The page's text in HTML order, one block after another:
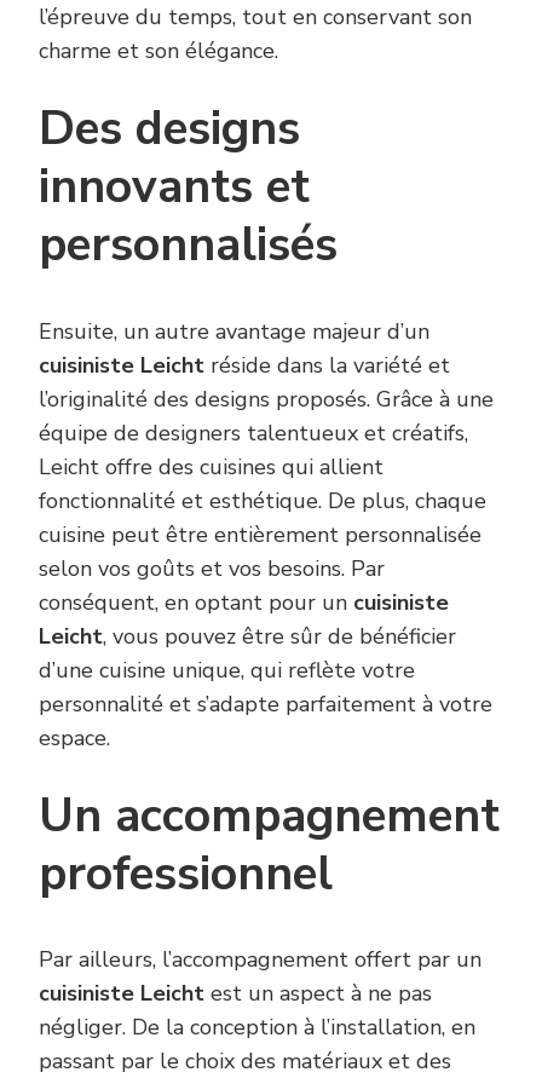
l’épreuve du temps, tout en conservant son
charme et son élégance.
Des designs
innovants et
personnalisés
Ensuite, un autre avantage majeur d’un
cuisiniste Leicht réside dans la variété et
l’originalité des designs proposés. Grâce à une
équipe de designers talentueux et créatifs,
Leicht offre des cuisines qui allient
fonctionnalité et esthétique. De plus, chaque
cuisine peut être entièrement personnalisée
selon vos goûts et vos besoins. Par
conséquent, en optant pour un cuisiniste
Leicht, vous pouvez être sûr de bénéficier
d’une cuisine unique, qui reflète votre
personnalité et s’adapte parfaitement à votre
espace.
Un accompagnement
professionnel
Par ailleurs, l’accompagnement offert par un
cuisiniste Leicht est un aspect à ne pas
négliger. De la conception à l’installation, en
passant par le choix des matériaux et des